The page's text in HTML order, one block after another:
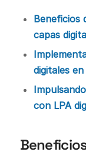
Beneficios
capas
digitales
con LPA